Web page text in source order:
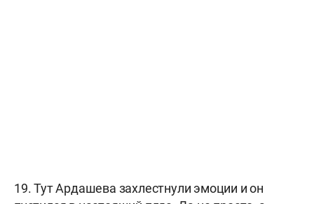
19. Тут Ардашева захлестнули эмоции и он